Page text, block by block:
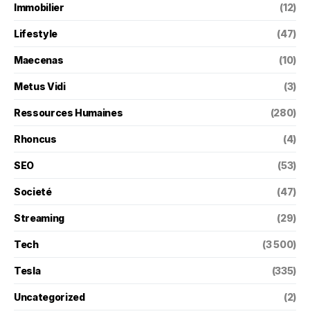
Immobilier (12)
Lifestyle (47)
Maecenas (10)
Metus Vidi (3)
Ressources Humaines (280)
Rhoncus (4)
SEO (53)
Societé (47)
Streaming (29)
Tech (3 500)
Tesla (335)
Uncategorized (2)